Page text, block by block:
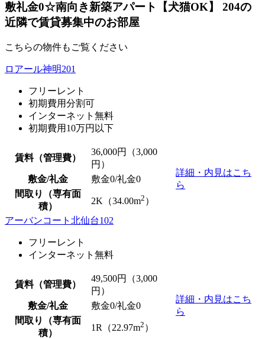
敷礼金0☆南向き新築アパート【犬猫OK】 204の
近隣で賃貸募集中のお部屋
こちらの物件もご覧ください
ロアール神明201
フリーレント
初期費用分割可
インターネット無料
初期費用10万円以下
賃料（管理費）
36,000円（3,000
円）
詳細・内見はこち
ら
敷金/礼金 敷金0/礼金0
間取り（専有面
積）
2K（34.00m2 ）
アーバンコート北仙台102
フリーレント
インターネット無料
賃料（管理費）
49,500円（3,000
円）
詳細・内見はこち
ら
敷金/礼金 敷金0/礼金0
間取り（専有面
積）
1R（22.97m2 ）